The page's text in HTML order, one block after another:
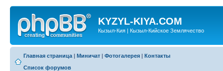
KYZYL-KIYA.COM
Кызыл-Кия | Кызыл-Кийское Землячество
Главная страница | Миничат | Фотогалерея | Контакты
Список форумов